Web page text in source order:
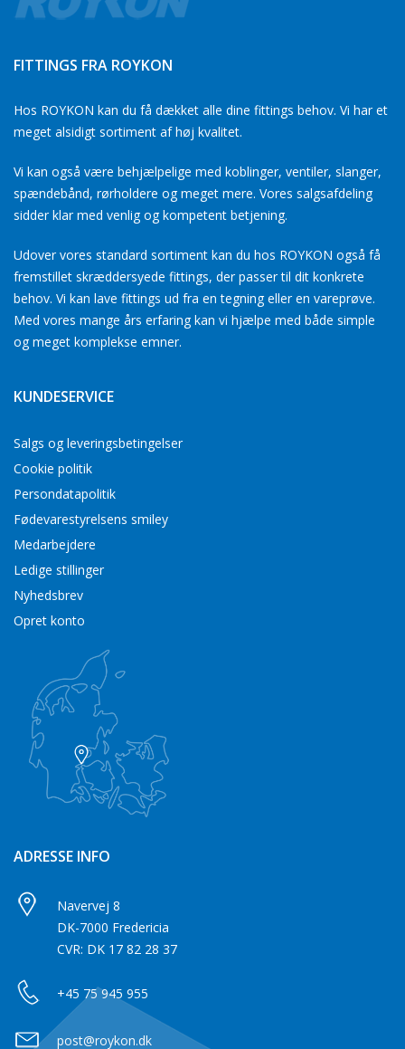
FITTINGS FRA ROYKON
Hos ROYKON kan du få dækket alle dine fittings behov. Vi har et
meget alsidigt sortiment af høj kvalitet.
Vi kan også være behjælpelige med koblinger, ventiler, slanger,
spændebånd, rørholdere og meget mere. Vores salgsafdeling
sidder klar med venlig og kompetent betjening.
Udover vores standard sortiment kan du hos ROYKON også få
fremstillet skræddersyede fittings, der passer til dit konkrete
behov. Vi kan lave fittings ud fra en tegning eller en vareprøve.
Med vores mange års erfaring kan vi hjælpe med både simple
og meget komplekse emner.
KUNDESERVICE
Salgs og leveringsbetingelser
Cookie politik
Persondatapolitik
Fødevarestyrelsens smiley
Medarbejdere
Ledige stillinger
Nyhedsbrev
Opret konto
ADRESSE INFO
Navervej 8
DK-7000 Fredericia
CVR: DK 17 82 28 37
+45 75 945 955
post@roykon.dk